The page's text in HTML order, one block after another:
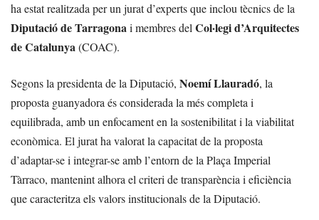
ha estat realitzada per un jurat d’experts que inclou tècnics de la
Diputació de Tarragonai membres delCol·legi d’Arquitectes
de Catalunya(COAC).
Segons la presidenta de la Diputació, Noemí Llauradó, la
proposta guanyadora és considerada la més completa i
equilibrada, amb un enfocament en la sostenibilitat i la viabilitat
econòmica. El jurat ha valorat la capacitat de la proposta
d’adaptar-se i integrar-se amb l’entorn de la Plaça Imperial
Tàrraco, mantenint alhora el criteri de transparència i eficiència
que caracteritza els valors institucionals de la Diputació.